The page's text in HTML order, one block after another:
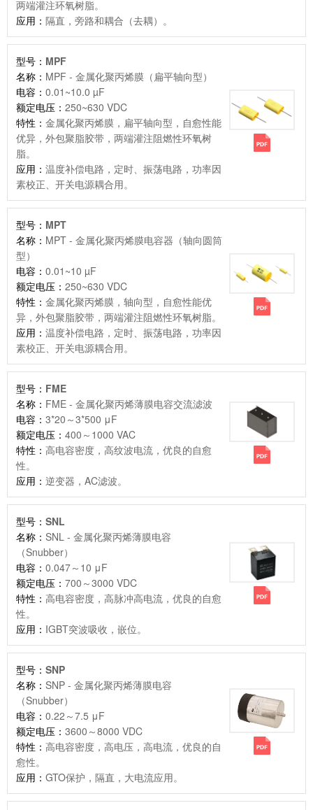
两端灌注环氧树脂。
应用： 隔直，旁路和耦合（去耦）。
型号： MPF
名称： MPF - 金属化聚丙烯膜（扁平轴向型）
电容： 0.01~10.0 µF
额定电压： 250~630 VDC
特性： 金属化聚丙烯膜，扁平轴向型，自愈性能
优异，外包聚脂胶带，两端灌注阻燃性环氧树
脂。
应用： 温度补偿电路，定时、振荡电路，功率因
素校正、开关电源耦合用。
型号： MPT
名称： MPT - 金属化聚丙烯膜电容器（轴向圆筒
型）
电容： 0.01~10 µF
额定电压： 250~630 VDC
特性： 金属化聚丙烯膜，轴向型，自愈性能优
异，外包聚脂胶带，两端灌注阻燃性环氧树脂。
应用： 温度补偿电路，定时、振荡电路，功率因
素校正、开关电源耦合用。
型号： FME
名称： FME - 金属化聚丙烯薄膜电容交流滤波
电容： 3*20～3*500 μF
额定电压： 400～1000 VAC
特性： 高电容密度，高纹波电流，优良的自愈
性。
应用： 逆变器，AC滤波。
型号： SNL
名称： SNL - 金属化聚丙烯薄膜电容
（Snubber）
电容： 0.047～10 μF
额定电压： 700～3000 VDC
特性： 高电容密度，高脉冲高电流，优良的自愈
性。
应用： IGBT突波吸收，嵌位。
型号： SNP
名称： SNP - 金属化聚丙烯薄膜电容
（Snubber）
电容： 0.22～7.5 μF
额定电压： 3600～8000 VDC
特性： 高电容密度，高电压，高电流，优良的自
愈性。
应用： GTO保护，隔直，大电流应用。